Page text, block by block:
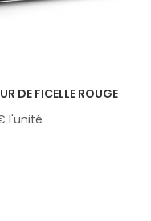
DE FICELLE ROUGE
l'unité